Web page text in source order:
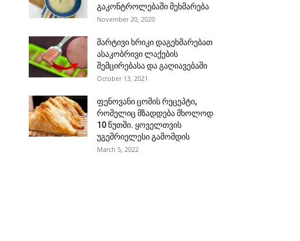
გაკონტროლებაში მეხმარება
November 20, 2020
მარტივი ხრიკი დაგეხმარებათ
ასაკობრივი ლაქების
შემცირებასა და გაღიავებაში
October 13, 2021
ფენოვანი ცომის რეცეპტი,
რომელიც მზადდება მხოლოდ
10 წუთში. ყოველთვის
უგემრიელესი გამომდის
March 5, 2022